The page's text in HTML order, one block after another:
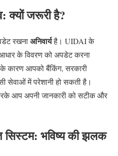
क्यों जरूरी है?
रखनाअनिवार्यहै। UIDAI के
के विवरण को अपडेट करना
के कारण आपको बैंकिंग, सरकारी
सेवाओं में परेशानी हो सकती है।
आप अपनी जानकारी को सटीक और
सिस्टम: भविष्य की झलक